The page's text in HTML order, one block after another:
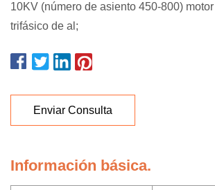
10KV (número de asiento 450-800)
trifásico de al;
Enviar Consulta
Información básica.